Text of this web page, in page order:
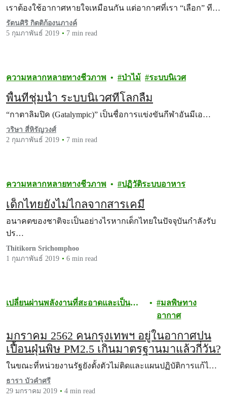
เราต้องใช้อากาศหายใจเหมือนกัน แต่อากาศที่เรา “เลือก” ที…
รัตนศิริ กิตติก้องนภางค์
5 กุมภาพันธ์ 2019
7 min read
ความหลากหลายทางชีวภาพ ป่าไม้ ระบบนิเวศ
พื้นที่ชุ่มน้ำ ระบบนิเวศที่โลกลืม
“กาตาลิมปิค (Gatalympic)” เป็นชื่อการแข่งขันกีฬาอันมีเอ…
วริษา สี่หิรัญวงศ์
2 กุมภาพันธ์ 2019
7 min read
ความหลากหลายทางชีวภาพ ปฏิวัติระบบอาหาร
เด็กไทยยังไม่ไกลจากสารเคมี
อนาคตของชาติจะเป็นอย่างไรหากเด็กไทยในปัจจุบันกำลังรับ
ปร…
Thitikorn Srichomphoo
1 กุมภาพันธ์ 2019
6 min read
เปลี่ยนผ่านพลังงานที่สะอาดและเป็น
มลพิษทาง
อากาศ
มกราคม 2562 คนกรุงเทพฯ อยู่ในอากาศปน
เปื้อนฝุ่นพิษ PM2.5 เกินมาตรฐานมาแล้วกี่วัน?
ในขณะที่หน่วยงานรัฐยังตั้งตัวไม่ติดและแผนปฏิบัติการแก้ไ…
ธารา บัวคำศรี
29 มกราคม 2019
4 min read